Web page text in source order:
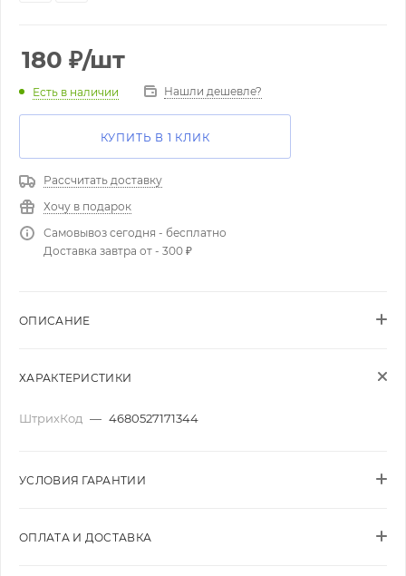
180 ₽/шт
Есть в наличии Нашли дешевле?
КУПИТЬ В 1 КЛИК
Рассчитать доставку
Хочу в подарок
Самовывоз сегодня - бесплатно
Доставка завтра от - 300 ₽
ОПИСАНИЕ
ХАРАКТЕРИСТИКИ
ШтрихКод — 4680527171344
УСЛОВИЯ ГАРАНТИИ
ОПЛАТА И ДОСТАВКА